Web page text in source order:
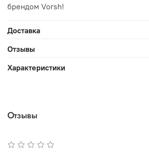
брендом Vorsh!
Доставка
Отзывы
Характеристики
Отзывы